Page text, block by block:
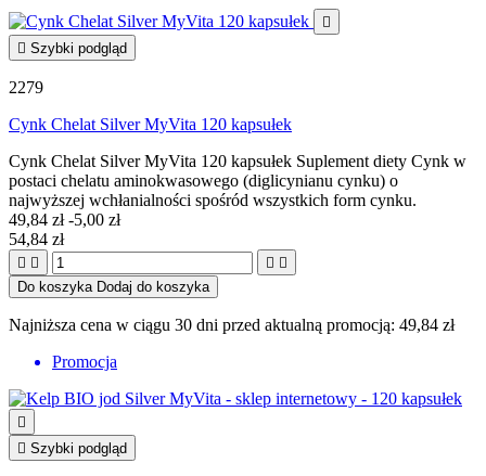

 Szybki podgląd
2279
Cynk Chelat Silver MyVita 120 kapsułek
Cynk Chelat Silver MyVita 120 kapsułek Suplement diety Cynk w
postaci chelatu aminokwasowego (diglicynianu cynku) o
najwyższej wchłanialności spośród wszystkich form cynku.
49,84 zł-5,00 zł
54,84 zł
   
Do koszyka Dodaj do koszyka
Najniższa cena w ciągu 30 dni przed aktualną promocją: 49,84 zł
Promocja

 Szybki podgląd